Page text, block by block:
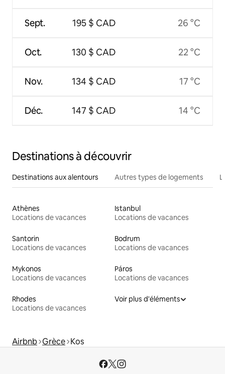
Sept.
Oct.
Nov.
Déc.
195 $ CAD
130 $ CAD
134 $ CAD
147 $ CAD
26 °C
22 °C
17 °C
14 °C
Destinations à découvrir
Destinations aux alentours Autres types de logements
Athènes
Locations de vacances
Istanbul
Locations de vacances
Santorin
Locations de vacances
Bodrum
Locations de vacances
Mykonos
Locations de vacances
Páros
Locations de vacances
Rhodes
Locations de vacances
Voir plus d'éléments
Airbnb Grèce Kos